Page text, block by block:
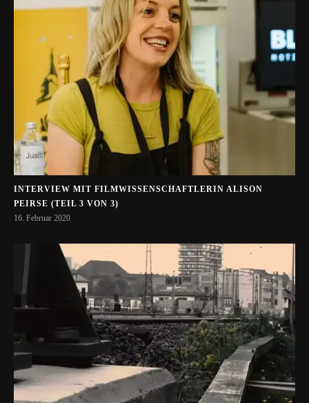
INTERVIEW MIT FILMWISSENSCHAFTLERIN ALISON
PEIRSE (TEIL 3 VON 3)
16. Februar 2020